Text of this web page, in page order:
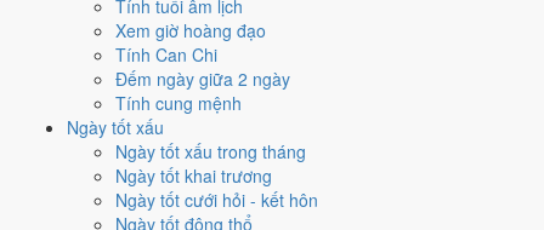
Tính tuổi âm lịch
Xem giờ hoàng đạo
Tính Can Chi
Đếm ngày giữa 2 ngày
Tính cung mệnh
Ngày tốt xấu
Ngày tốt xấu trong tháng
Ngày tốt khai trương
Ngày tốt cưới hỏi - kết hôn
Ngày tốt động thổ
Hoàng Đạo.
Cách tính ngày tốt
Tìm hiểu cách chấm:Trực Chấp nghĩa là gì
phân biệt Hoàng Đạo - Hắc Đạo
Điểm số tổng hợp từ Trực, Sao 28 Tú và Hoàng Đạo - Hắc Đạo.
sánh cả tháng
Nếu ngày 26/11/2026 không hợp